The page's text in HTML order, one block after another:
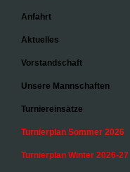
Anfahrt
Aktuelles
Vorstandschaft
Unsere Mannschaften
Turniereinsätze
Turnierplan Sommer 2026
Turnierplan Winter 2026-27